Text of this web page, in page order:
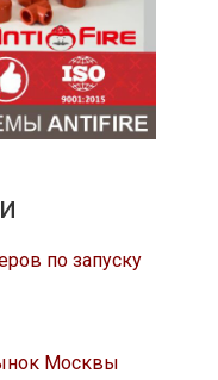
по запуску
Москвы